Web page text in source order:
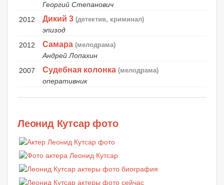
Георгий Степанович
2012
Дикий 3 (детектив, криминал)
эпизод
2012
Самара (мелодрама)
Андрей Лопахин
2007
Судебная колонка (мелодрама)
оперативник
Леонид Кутсар фото